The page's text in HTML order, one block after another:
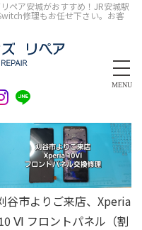
ペア安城がおすすめ！JR安城駅
修理もお任せ下さい。お客
MENU
谷市よりご来店、Xperia
Ⅵ フロントパネル（割